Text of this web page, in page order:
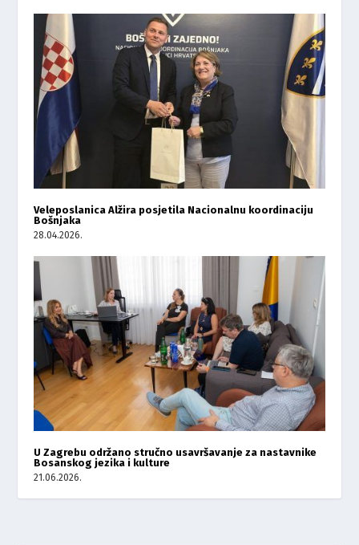
Veleposlanica Alžira posjetila Nacionalnu koordinaciju
Bošnjaka
28.04.2026.
U Zagrebu održano stručno usavršavanje za nastavnike
Bosanskog jezika i kulture
21.06.2026.